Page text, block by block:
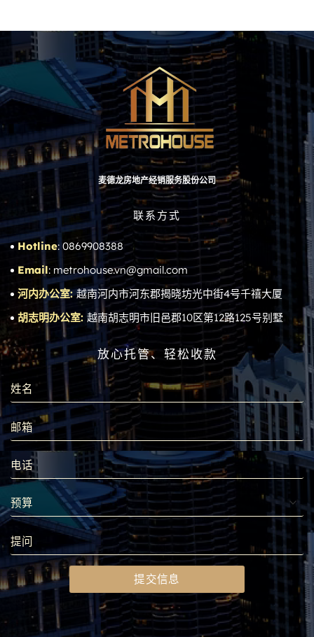
麦德龙房地产经销服务股份公司
联系方式
Hotline: 0869908388
Email: metrohouse.vn@gmail.com
河内办公室:越南河内市河东郡揭晓坊光中街4号千禧大厦
胡志明办公室: 越南胡志明市旧邑郡10区第12路125号别墅
放心托管、轻松收款